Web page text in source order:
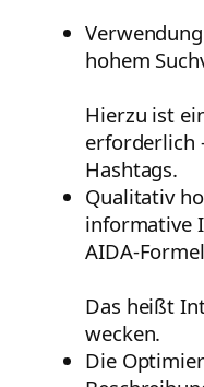
hohem
Hierzu ist
erforderlich
Hashtags.
Qualitativ
informative
AIDA-
Das heißt
wecken.
Die